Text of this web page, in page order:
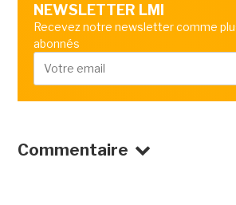
NEWSLETTER LMI
Recevez notre newsletter comme
abonnés
Commentaire